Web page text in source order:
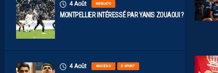
4 Août MERCATO
MONTPELLIER INTÉRESSÉ PAR YANIS ZOUAOUI ?
4 Août ANCIENS E-SPORT